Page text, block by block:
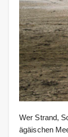
Wer Strand,
ägäischen